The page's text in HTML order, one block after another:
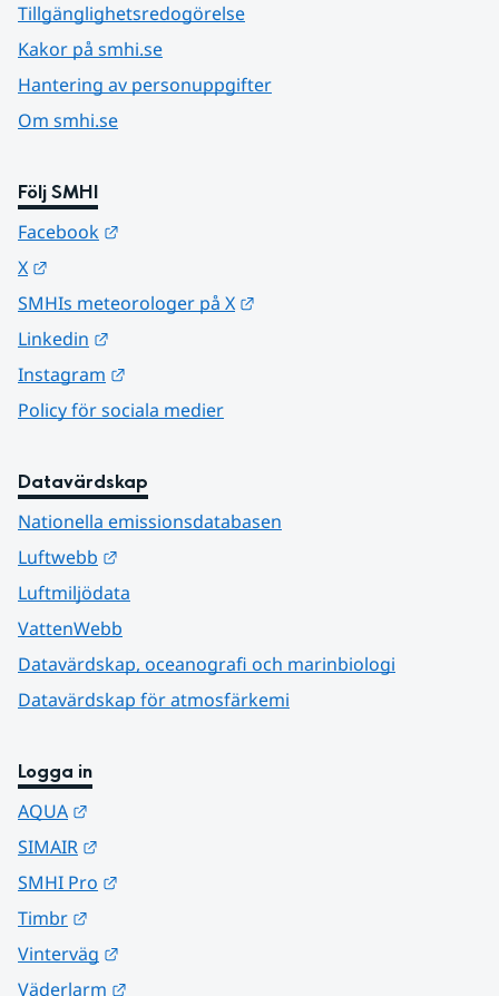
Tillgänglighetsredogörelse
Kakor på smhi.se
Hantering av personuppgifter
Om smhi.se
Följ SMHI
Facebook
X
SMHIs meteorologer på X
Linkedin
Instagram
Policy för sociala medier
Datavärdskap
Nationella emissionsdatabasen
Luftwebb
Luftmiljödata
VattenWebb
Datavärdskap, oceanografi och marinbiologi
Datavärdskap för atmosfärkemi
Logga in
AQUA
SIMAIR
SMHI Pro
Timbr
Vinterväg
Väderlarm